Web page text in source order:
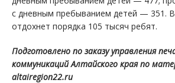
с дневным пребыванием детей — 351.
отдохнет порядка 105 тысяч ребят.
Подготовлено по заказу управления
коммуникаций Алтайского края по
altairegion22.ru